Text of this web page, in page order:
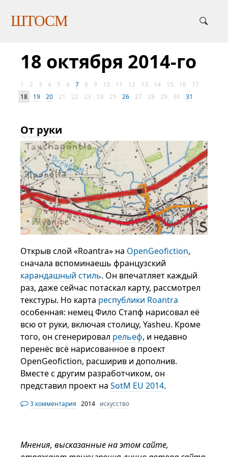
ШТОСМ
18 октября 2014-го
1 2 3 4 5 6 7 8 9 10 11 12 13 14 15 16
17
18
19 20 21 22 23 24 25 26 27 28 29 30 31
От руки
Открыв слой «Roantra» на OpenGeofiction,
сначала вспоминаешь французский
карандашный стиль. Он впечатляет каждый
раз, даже сейчас потаскал карту, рассмотрел
текстуры. Но карта республики Roantra
особенная: немец Фило Стапф нарисовал её
всю от руки, включая столицу, Yasheu. Кроме
того, он сгенерировал рельеф, и недавно
перенёс всё нарисованное в проект
OpenGeofiction, расширив и дополнив.
Вместе с другим разработчиком, он
представил проект наSotM EU 2014.
3 комментария 2014 искусство
Мнения, высказанные на этом сайте,